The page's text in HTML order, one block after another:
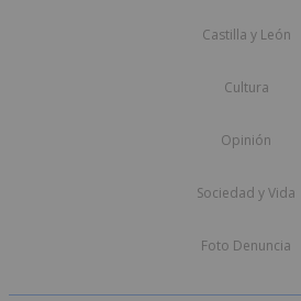
Castilla y León
Cultura
Opinión
Sociedad y Vida
Foto Denuncia